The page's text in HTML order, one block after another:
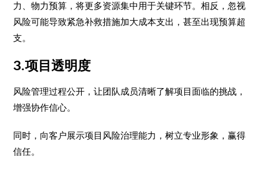
力、物力预算，将更多资源集中用于关键环节。相反，忽视
风险可能导致紧急补救措施加大成本支出，甚至出现预算超
支。
3.项目透明度
风险管理过程公开，让团队成员清晰了解项目面临的挑战，
增强协作信心。
同时，向客户展示项目风险治理能力，树立专业形象，赢得
信任。